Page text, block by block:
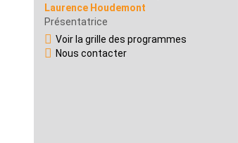
Laurence Houdemont
Présentatrice
Voir la grille des programmes
Nous contacter